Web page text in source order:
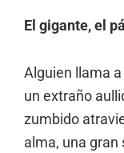
El gigante, el
Alguien llama
un extraño
zumbido
alma, una gran